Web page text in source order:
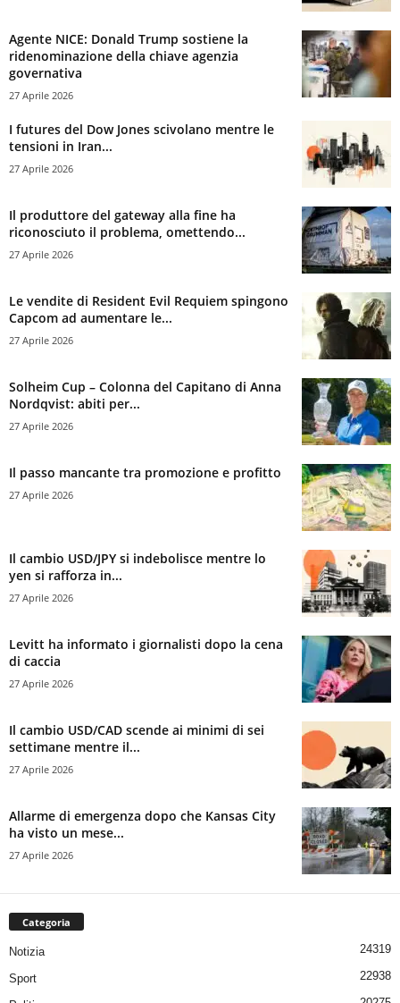
Agente NICE: Donald Trump sostiene la
ridenominazione della chiave agenzia
governativa
27 Aprile 2026
I futures del Dow Jones scivolano mentre le
tensioni in Iran...
27 Aprile 2026
Il produttore del gateway alla fine ha
riconosciuto il problema, omettendo...
27 Aprile 2026
Le vendite di Resident Evil Requiem spingono
Capcom ad aumentare le...
27 Aprile 2026
Solheim Cup – Colonna del Capitano di Anna
Nordqvist: abiti per...
27 Aprile 2026
Il passo mancante tra promozione e profitto
27 Aprile 2026
Il cambio USD/JPY si indebolisce mentre lo
yen si rafforza in...
27 Aprile 2026
Levitt ha informato i giornalisti dopo la cena
di caccia
27 Aprile 2026
Il cambio USD/CAD scende ai minimi di sei
settimane mentre il...
27 Aprile 2026
Allarme di emergenza dopo che Kansas City
ha visto un mese...
27 Aprile 2026
Categoria
Notizia 24319
Sport 22938